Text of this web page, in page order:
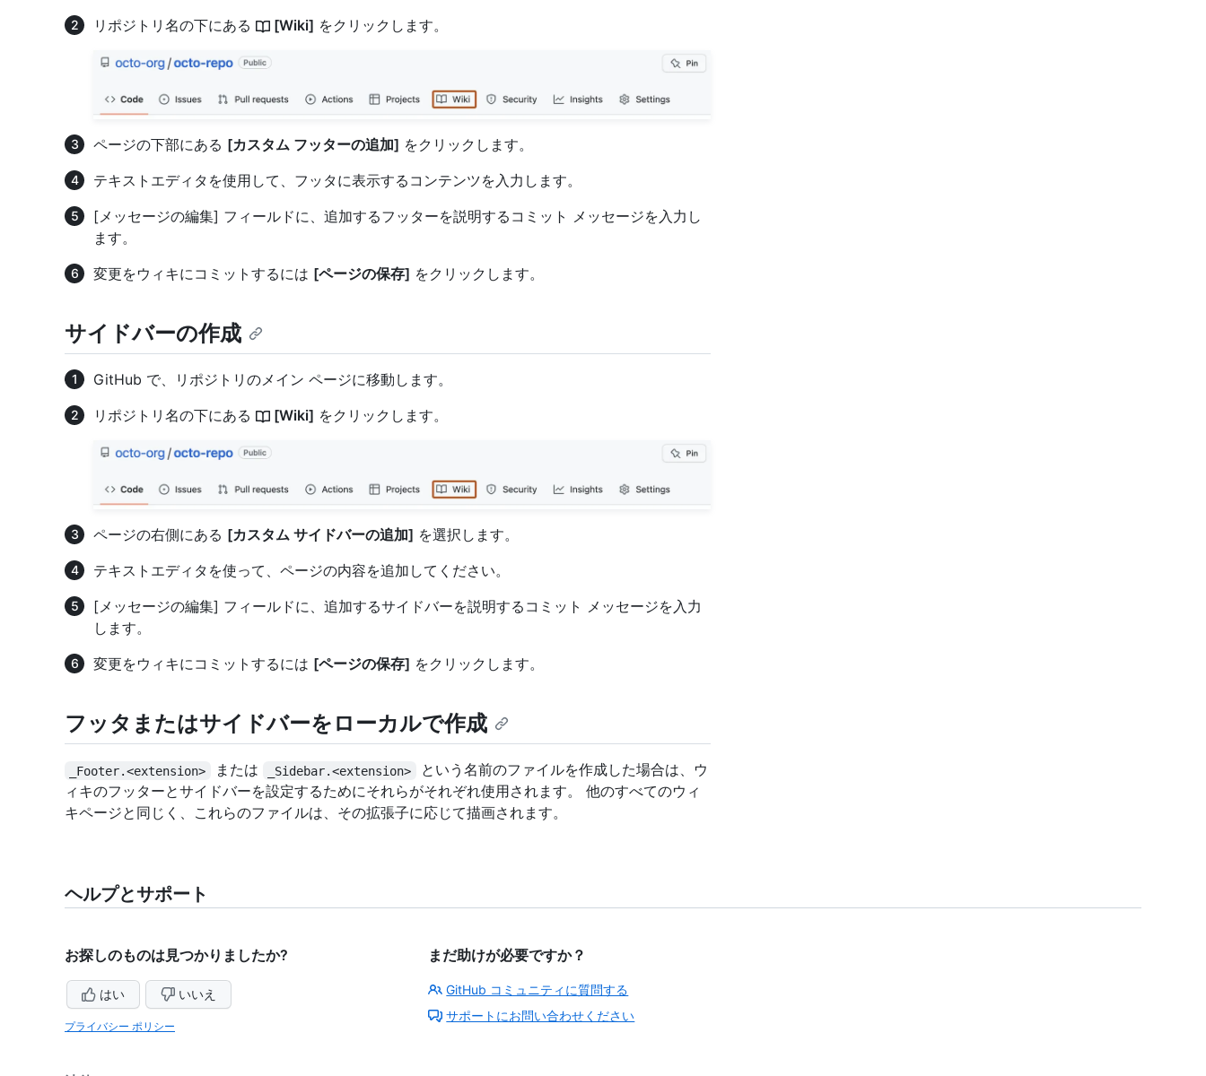
リポジトリ名の下にある
[Wiki] をクリックします。
ページの下部にある [カスタム フッターの追加] をクリックします。
テキストエディタを使用して、フッタに表示するコンテンツを入力します。
[メッセージの編集] フィールドに、追加するフッターを説明するコミット メッセージを入力し
ます。
変更をウィキにコミットするには [ページの保存] をクリックします。
サイドバーの作成
GitHub で、リポジトリのメイン ページに移動します。
リポジトリ名の下にある
[Wiki] をクリックします。
ページの右側にある [カスタム サイドバーの追加] を選択します。
テキストエディタを使って、ページの内容を追加してください。
[メッセージの編集] フィールドに、追加するサイドバーを説明するコミット メッセージを入力
します。
変更をウィキにコミットするには [ページの保存] をクリックします。
フッタまたはサイドバーをローカルで作成
_Footer.<extension> または _Sidebar.<extension>
という名前のファイルを作成した場合は、ウ
ィキのフッターとサイドバーを設定するためにそれらがそれぞれ使用されます。 他のすべてのウィ
キページと同じく、これらのファイルは、その拡張子に応じて描画されます。
ヘルプとサポート
お探しのものは見つかりましたか?
はい いいえ
プライバシー ポリシー
まだ助けが必要ですか？
GitHub コミュニティに質問する
サポートにお問い合わせください